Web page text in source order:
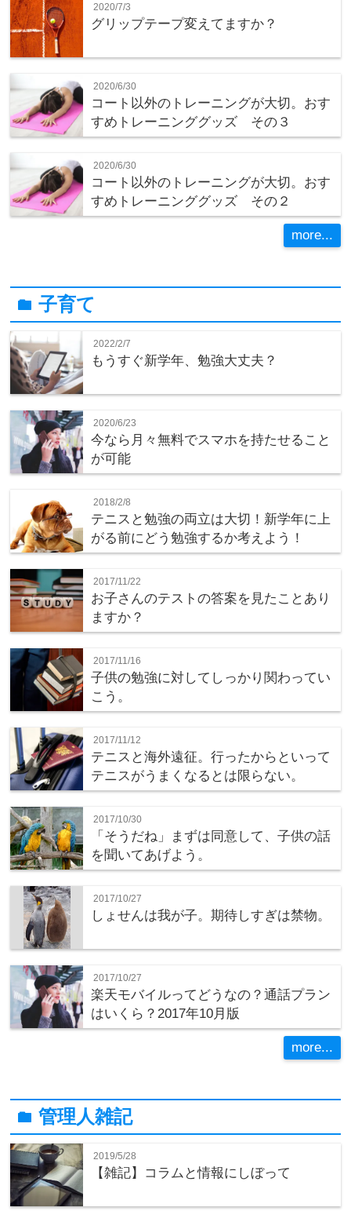
2020/7/3
グリップテープ変えてますか？
2020/6/30
コート以外のトレーニングが大切。おす
すめトレーニンググッズ その３
2020/6/30
コート以外のトレーニングが大切。おす
すめトレーニンググッズ その２
more...
folder子育て
2022/2/7
もうすぐ新学年、勉強大丈夫？
2020/6/23
今なら月々無料でスマホを持たせること
が可能
2018/2/8
テニスと勉強の両立は大切！新学年に上
がる前にどう勉強するか考えよう！
2017/11/22
お子さんのテストの答案を見たことあり
ますか？
2017/11/16
子供の勉強に対してしっかり関わってい
こう。
2017/11/12
テニスと海外遠征。行ったからといって
テニスがうまくなるとは限らない。
2017/10/30
「そうだね」まずは同意して、子供の話
を聞いてあげよう。
2017/10/27
しょせんは我が子。期待しすぎは禁物。
2017/10/27
楽天モバイルってどうなの？通話プラン
はいくら？2017年10月版
more...
folder管理人雑記
2019/5/28
【雑記】コラムと情報にしぼって